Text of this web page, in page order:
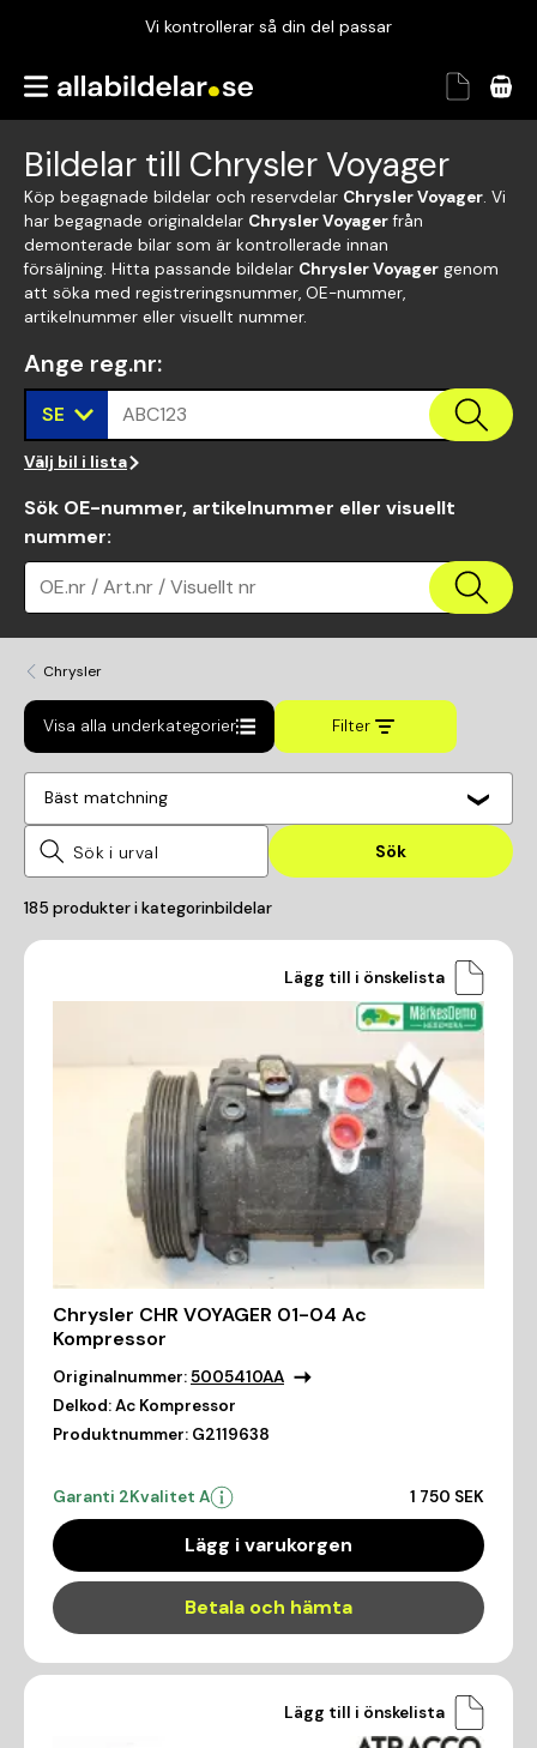
Vi kontrollerar så din del passar
Garanterad passform
Vi kontrollerar så din del passar
Bildelar till Chrysler Voyager
Köp begagnade bildelar och reservdelar Chrysler Voyager. Vi
har begagnade originaldelar Chrysler Voyagerfrån
demonterade bilar som är kontrollerade innan
försäljning. Hitta passande bildelar Chrysler Voyager genom
att söka med registreringsnummer, OE-nummer,
artikelnummer eller visuellt nummer.
Ange reg.nr:
SE ABC123
Välj bil i lista
Sök OE-nummer, artikelnummer eller visuellt
nummer:
OE.nr / Art.nr / Visuellt nr
Chrysler
Visa alla underkategorier Filter
Bäst matchning
Sök
185 produkter i kategorinbildelar
Lägg till i önskelista
Chrysler CHR VOYAGER 01-04 Ac
Kompressor
Originalnummer:5005410AA
Delkod:Ac Kompressor
Produktnummer: G2119638
Garanti 2Kvalitet A 1 750 SEK
Lägg i varukorgen
Betala och hämta
Lägg till i önskelista